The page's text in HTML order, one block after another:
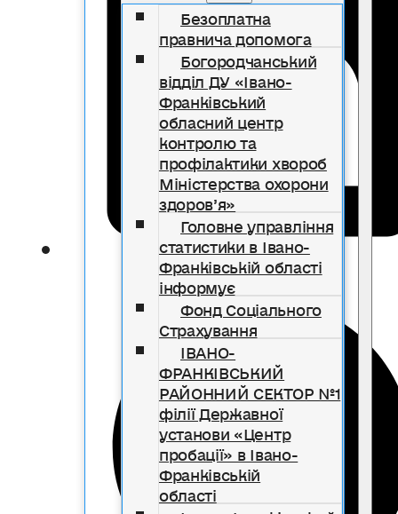
Безоплатна
правнича допомога
Богородчанський
відділ ДУ «Івано-
Франківський
обласний центр
контролю та
профілактики хвороб
Міністерства охорони
здоров’я»
Головне управління
статистики в Івано-
Франківській області
інформує
Фонд Соціального
Страхування
ІВАНО-
ФРАНКІВСЬКИЙ
РАЙОННИЙ СЕКТОР №1
філії Державної
установи «Центр
пробації» в Івано-
Франківській
області